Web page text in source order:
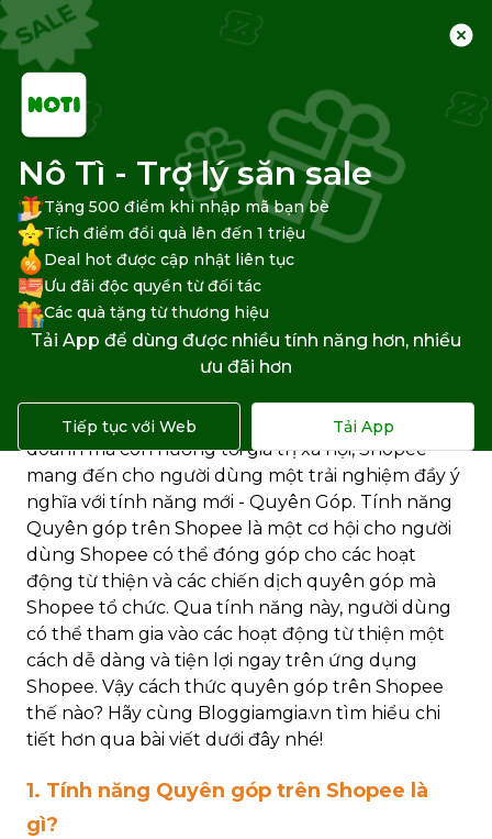
Trang chủ
Shopee
Đặt hàng Shopee
Tính năng Quyên góp trên
Shopee là gì? Cách quyên góp
ra sao?
sắm trên Shopee, không chỉ phát triển về kinh
doanh mà còn hướng tới giá trị xã hội, Shopee
mang đến cho người dùng một trải nghiệm đầy ý
nghĩa với tính năng mới - Quyên Góp. Tính năng
Quyên góp trên Shopee là một cơ hội cho người
dùng Shopee có thể đóng góp cho các hoạt
động từ thiện và các chiến dịch quyên góp mà
Shopee tổ chức. Qua tính năng này, người dùng
có thể tham gia vào các hoạt động từ thiện một
cách dễ dàng và tiện lợi ngay trên ứng dụng
Shopee. Vậy cách thức quyên góp trên Shopee
thế nào? Hãy cùng Bloggiamgia.vn tìm hiểu chi
tiết hơn qua bài viết dưới đây nhé!
1. Tính năng Quyên góp trên Shopee là
gì?
Nô Tì - Trợ lý săn sale
Tặng 500 điểm khi nhập mã bạn bè
Tích điểm đổi quà lên đến 1 triệu
Deal hot được cập nhật liên tục
Ưu đãi độc quyền từ đối tác
Các quà tặng từ thương hiệu
Tải App để dùng được nhiều tính năng hơn, nhiều
ưu đãi hơn
Tiếp tục với Web Tải App